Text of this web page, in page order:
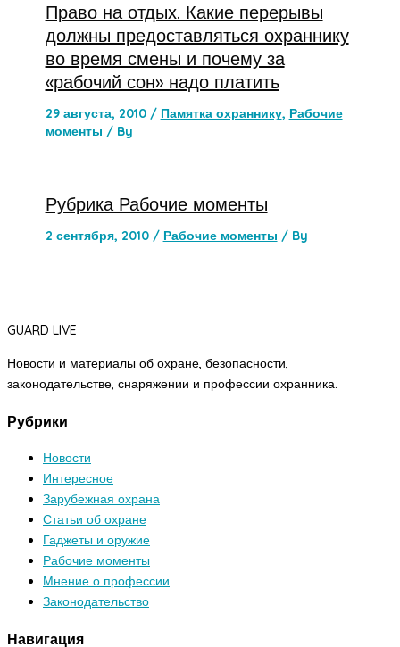
Право на отдых. Какие перерывы
должны предоставляться охраннику
во время смены и почему за
«рабочий сон» надо платить
29 августа, 2010 / Памятка охраннику, Рабочие
моменты / By
Рубрика Рабочие моменты
2 сентября, 2010 / Рабочие моменты / By
GUARD LIVE
Новости и материалы об охране, безопасности,
законодательстве, снаряжении и профессии охранника.
Рубрики
Новости
Интересное
Зарубежная охрана
Статьи об охране
Гаджеты и оружие
Рабочие моменты
Мнение о профессии
Законодательство
Навигация